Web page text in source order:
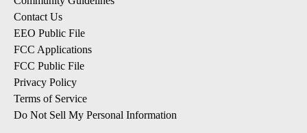
Contact Us
EEO Public File
FCC Applications
FCC Public File
Privacy Policy
Terms of Service
Do Not Sell My Personal Information